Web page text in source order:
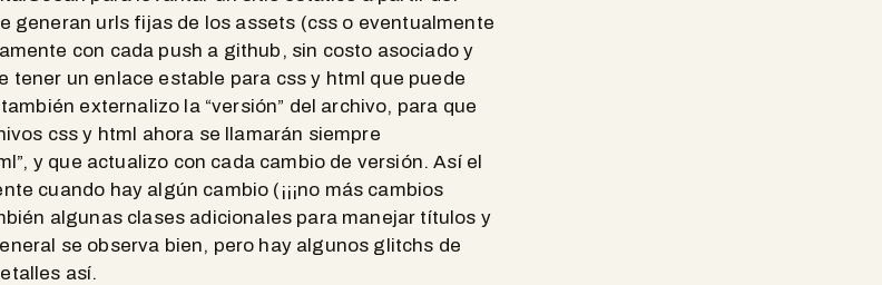
generan urls fijas de los assets (css o eventualmente
con cada push a github, sin costo asociado y
tener un enlace estable para css y html que puede
externalizo la “versión” del archivo, para que
css y html ahora se llamarán siempre
y que actualizo con cada cambio de versión. Así el
cuando hay algún cambio (¡¡¡no más cambios
algunas clases adicionales para manejar títulos y
se observa bien, pero hay algunos glitchs de
así.